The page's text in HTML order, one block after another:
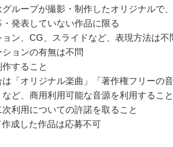
ループが撮影・制作したオリジナルで
発表していない作品に限る
ン、CG、スライドなど、表現方法は不
ョンの有無は不問
すること
「オリジナル楽曲」「著作権フリーの
ど、商用利用可能な音源を利用すること
利用についての許諾を取ること
成した作品は応募不可